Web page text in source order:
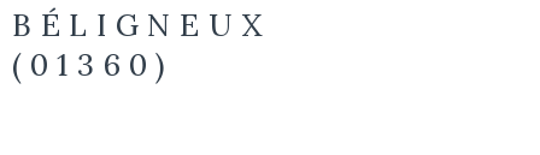
BÉLIGNEUX
(01360)